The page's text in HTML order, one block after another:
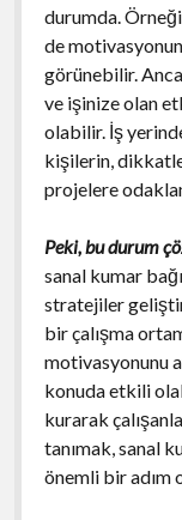
durumda.
de
görünebilir.
ve işinize olan
olabilir. İş
kişilerin,
projelere
Peki, bu durum
sanal kumar
stratejiler
bir çalışma
motivasyonunu
konuda etkili
kurarak
tanımak, sanal
önemli bir adım